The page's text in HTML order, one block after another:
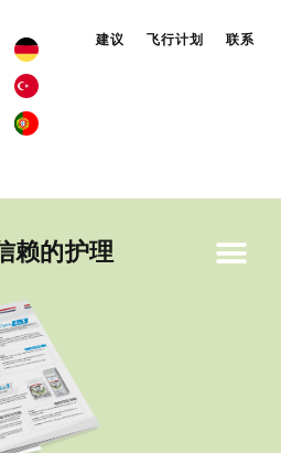
建议 飞行计划 联系
赖的护理